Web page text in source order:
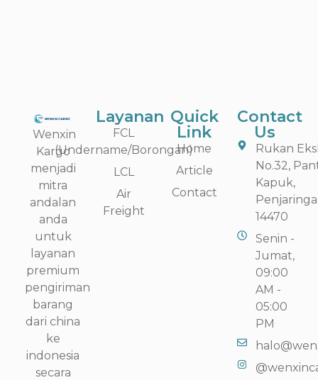
Wenxin
Kargo
menjadi
mitra
andalan
anda
untuk
layanan
premium
pengiriman
barang
dari china
ke
indonesia
secara
Layanan
FCL
(Undername/Borongan)
LCL
Air
Freight
Quick
Link
Home
Article
Contact
Contact
Us
Rukan
No.32,
Kapuk,
14470
Senin -
Jumat,
09:00
AM -
05:00
PM